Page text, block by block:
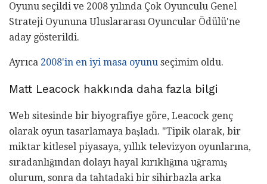
Oyunu seçildi ve 2008 yılında Çok Oyunculu Genel
Strateji Oyununa Uluslararası Oyuncular Ödülü'ne
aday gösterildi.
Ayrıca 2008'in en iyi masa oyunu seçimim oldu.
Matt Leacock hakkında daha fazla bilgi
Web sitesinde bir biyografiye göre, Leacock genç
olarak oyun tasarlamaya başladı. "Tipik olarak, bir
miktar kitlesel piyasaya, yıllık televizyon oyunlarına,
sıradanlığından dolayı hayal kırıklığına uğramış
olurum, sonra da tahtadaki bir sihirbazla arka